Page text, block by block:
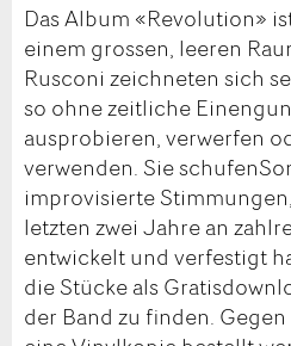
Das Album «Revolution»
einem grossen, leeren
Rusconi zeichneten sich
so ohne zeitliche
ausprobieren, verwerfen
verwenden. Sie
improvisierte
letzten zwei Jahre an
entwickelt und verfestigt
die Stücke als
der Band zu finden.